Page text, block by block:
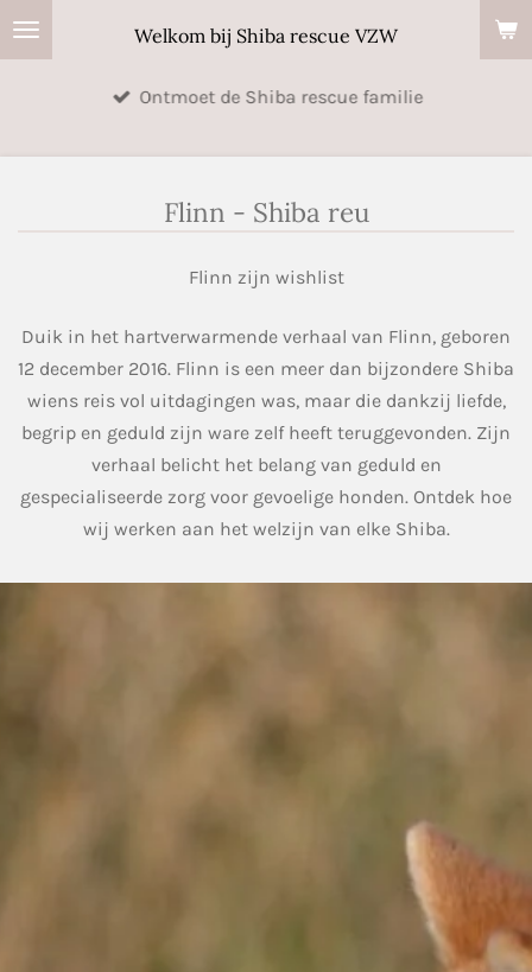
Ga
direct
hoofdinhoud
Welkom bij Shiba rescue VZW
Ontmoet de Shiba rescue familie
Flinn - Shiba reu
Flinn zijn wishlist
Duik in het hartverwarmende verhaal van Flinn, geboren
12 december 2016. Flinn is een meer dan bijzondere Shiba
wiens reis vol uitdagingen was, maar die dankzij liefde,
begrip en geduld zijn ware zelf heeft teruggevonden. Zijn
verhaal belicht het belang van geduld en
gespecialiseerde zorg voor gevoelige honden. Ontdek hoe
wij werken aan het welzijn van elke Shiba.